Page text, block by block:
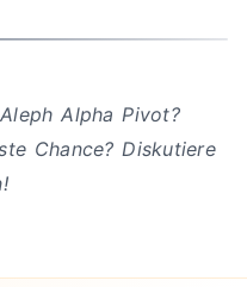
Alpha Pivot?
Chance? Diskutiere